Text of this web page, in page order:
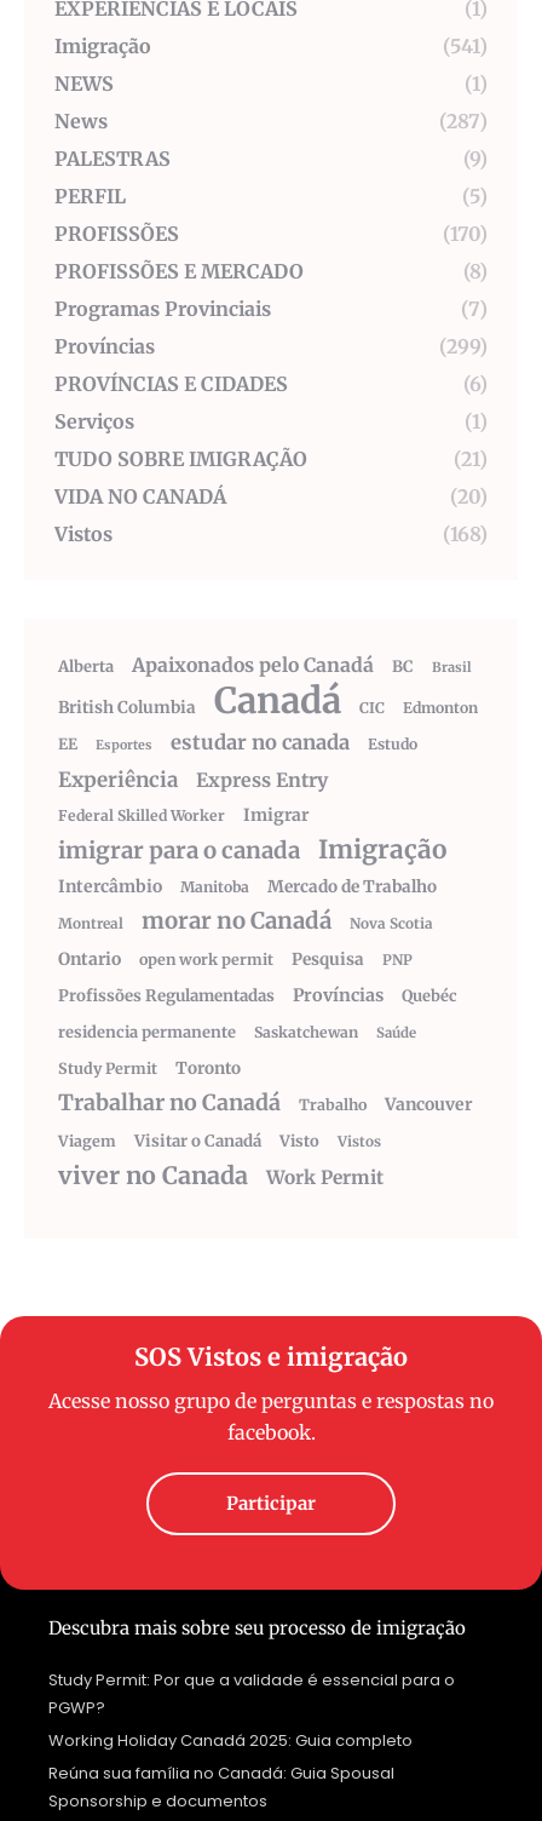
EXPERIÊNCIAS E LOCAIS
(1)
Imigração
(541)
NEWS
(1)
News
(287)
PALESTRAS
(9)
PERFIL
(5)
PROFISSÕES
(170)
PROFISSÕES E MERCADO
(8)
Programas Provinciais
(7)
Províncias
(299)
PROVÍNCIAS E CIDADES
(6)
Serviços
(1)
TUDO SOBRE IMIGRAÇÃO
(21)
VIDA NO CANADÁ
(20)
Vistos
(168)
Alberta Apaixonados pelo Canadá BC Brasil
British Columbia Canadá CIC
Edmonton
EE
Esportes estudar no canada Estudo
Experiência Express Entry
Federal Skilled Worker Imigrar
imigrar para o canada Imigração
Intercâmbio Manitoba Mercado de Trabalho
Montreal morar no Canadá Nova Scotia
Ontario open work permit Pesquisa PNP
Profissões Regulamentadas Províncias
Quebéc
residencia permanente
Saskatchewan Saúde
Study Permit Toronto
Trabalhar no Canadá Trabalho Vancouver
Viagem Visitar o Canadá Visto Vistos
viver no Canada Work Permit
SOS Vistos e imigração
Acesse nosso grupo de perguntas e respostas no
facebook.
Participar
Descubra mais sobre seu processo de imigração
Study Permit: Por que a validade é essencial para o
PGWP?
Working Holiday Canadá 2025: Guia completo
Reúna sua família no Canadá: Guia Spousal
Sponsorship e documentos